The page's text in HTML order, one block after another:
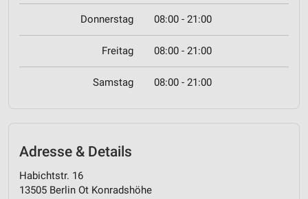
Donnerstag 08:00 - 21:00
Freitag 08:00 - 21:00
Samstag 08:00 - 21:00
Adresse & Details
Habichtstr. 16
13505 Berlin Ot Konradshöhe